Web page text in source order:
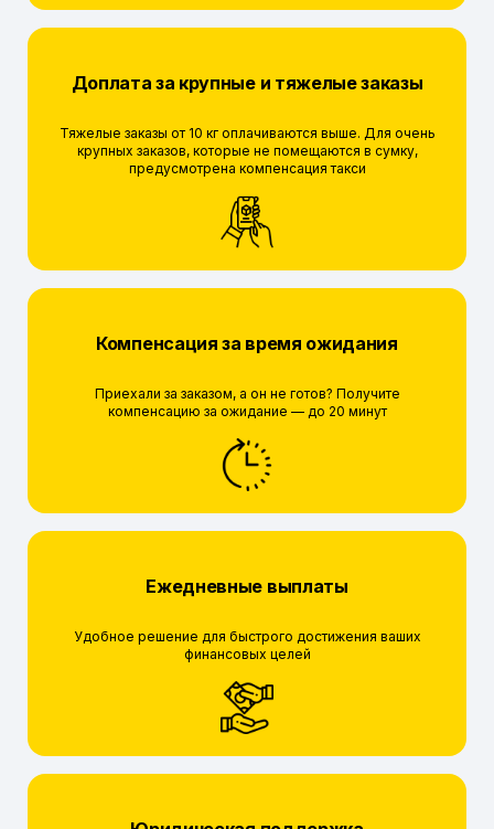
Доплата за крупные и тяжелые заказы
Тяжелые заказы от 10 кг оплачиваются выше. Для очень
крупных заказов, которые не помещаются в сумку,
предусмотрена компенсация такси
Компенсация за время ожидания
Приехали за заказом, а он не готов? Получите
компенсацию за ожидание — до 20 минут
Ежедневные выплаты
Удобное решение для быстрого достижения ваших
финансовых целей